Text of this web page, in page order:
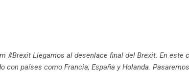
#Brexit Llegamos al desenlace final del Brexit. En este
con países como Francia, España y Holanda.